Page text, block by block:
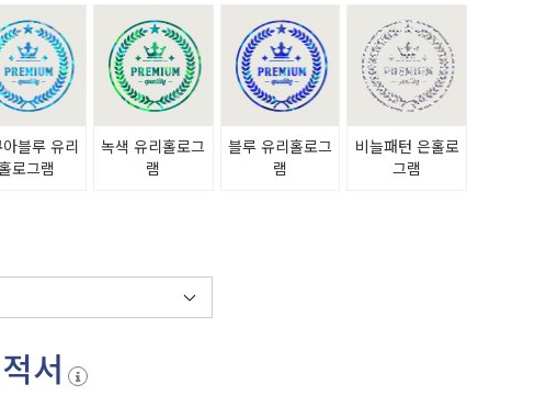
블루 유리
로그램
녹색 유리홀로그
램
블루 유리홀로그
램
비늘패턴 은홀로
그램
서